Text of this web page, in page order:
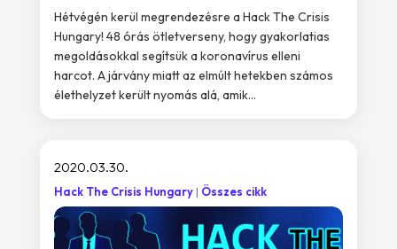
Hétvégén kerül megrendezésre a Hack The Crisis
Hungary! 48 órás ötletverseny, hogy gyakorlatias
megoldásokkal segítsük a koronavírus elleni
harcot. A járvány miatt az elmúlt hetekben számos
élethelyzet került nyomás alá, amik...
2020.03.30.
Hack The Crisis Hungary Összes cikk